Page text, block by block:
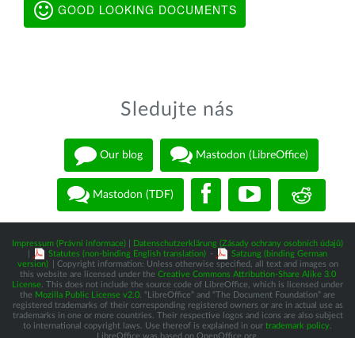
GOOD LOOKING DOCUMENTS
Sledujte nás
Our blog Mastodon (LibreOffice)
Mastodon (TDF)
Impressum (Právní informace)
Datenschutzerklärung (Zásady ochrany osobních údajů)
Statutes (non-binding English translation) -
Satzung (binding German
version)
| Copyright information: Unless otherwise specified, all text and images on
this website are licensed under the Creative Commons Attribution-Share Alike 3.0
License . This does not include the source code of LibreOffice, which is licensed under
the Mozilla Public License v2.0 . “LibreOffice” and “The Document Foundation” are
registered trademarks of their corresponding registered owners or are in actual use as
trademarks in one or more countries. Their respective logos and icons are also subject
to international copyright laws. Use thereof is explained in our trademark policy
LibreOffice was based on OpenOffice.org.